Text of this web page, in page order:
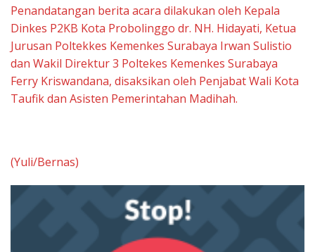
Penandatangan berita acara dilakukan oleh Kepala
Dinkes P2KB Kota Probolinggo dr. NH. Hidayati, Ketua
Jurusan Poltekkes Kemenkes Surabaya Irwan Sulistio
dan Wakil Direktur 3 Poltekes Kemenkes Surabaya
Ferry Kriswandana, disaksikan oleh Penjabat Wali Kota
Taufik dan Asisten Pemerintahan Madihah.
(Yuli/Bernas)